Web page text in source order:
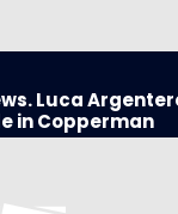
Luca
in Copperman